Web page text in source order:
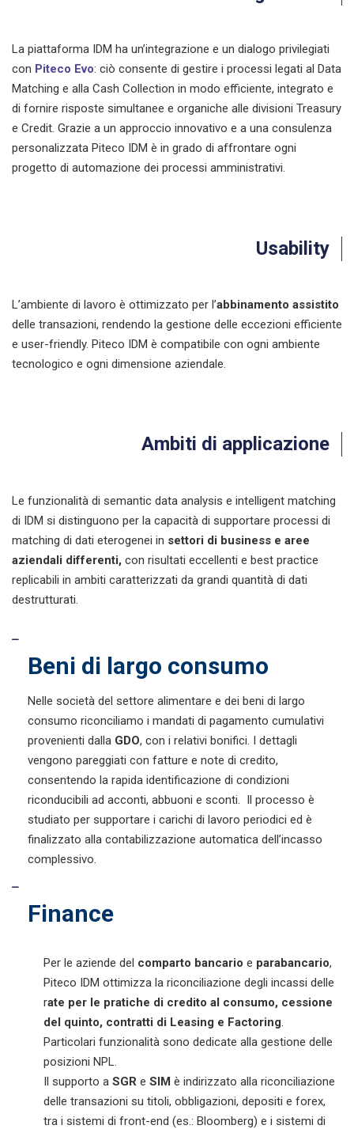
La piattaforma IDM ha un’integrazione e un dialogo privilegiati
con Piteco Evo: ciò consente di gestire i processi legati al Data
Matching e alla Cash Collection in modo efficiente, integrato e
di fornire risposte simultanee e organiche alle divisioni Treasury
e Credit. Grazie a un approccio innovativo e a una consulenza
personalizzata Piteco IDM è in grado di affrontare ogni
progetto di automazione dei processi amministrativi.
Usability
L’ambiente di lavoro è ottimizzato per l’abbinamento assistito
delle transazioni, rendendo la gestione delle eccezioni efficiente
e user-friendly. Piteco IDM è compatibile con ogni ambiente
tecnologico e ogni dimensione aziendale.
Ambiti di applicazione
Le funzionalità di semantic data analysis e intelligent matching
di IDM si distinguono per la capacità di supportare processi di
matching di dati eterogenei in settori di business e aree
aziendali differenti, con risultati eccellenti e best practice
replicabili in ambiti caratterizzati da grandi quantità di dati
destrutturati.
Beni di largo consumo
Nelle società del settore alimentare e dei beni di largo
consumo riconciliamo i mandati di pagamento cumulativi
provenienti dalla GDO, con i relativi bonifici. I dettagli
vengono pareggiati con fatture e note di credito,
consentendo la rapida identificazione di condizioni
riconducibili ad acconti, abbuoni e sconti. Il processo è
studiato per supportare i carichi di lavoro periodici ed è
finalizzato alla contabilizzazione automatica dell’incasso
complessivo.
Finance
Per le aziende del comparto bancario e parabancario,
Piteco IDM ottimizza la riconciliazione degli incassi delle
rate per le pratiche di credito al consumo, cessione
del quinto, contratti di Leasing e Factoring.
Particolari funzionalità sono dedicate alla gestione delle
posizioni NPL.
Il supporto a SGR e SIM è indirizzato alla riconciliazione
delle transazioni su titoli, obbligazioni, depositi e forex,
tra i sistemi di front-end (es.: Bloomberg) e i sistemi di